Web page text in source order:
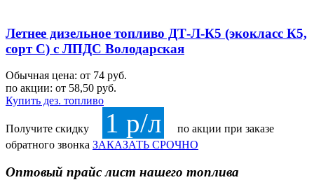
Летнее дизельное топливо ДТ-Л-К5 (экокласс К5,
сорт С) с ЛПДС Володарская
Обычная цена: от 74 руб.
по акции: от 58,50 руб.
Купить дез. топливо
Получите скидку 1 р/л
по акции при заказе
обратного звонка ЗАКАЗАТЬ СРОЧНО
Оптовый прайс лист нашего топлива